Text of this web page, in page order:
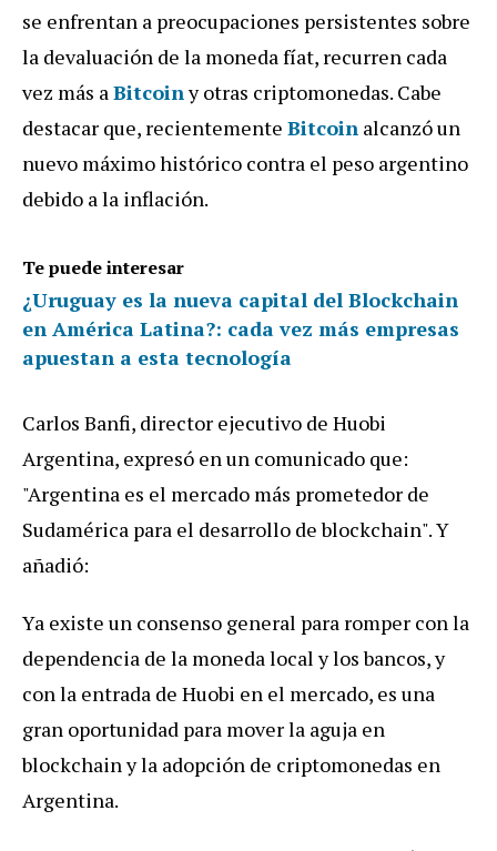
se enfrentan a preocupaciones persistentes sobre
la devaluación de la moneda fíat, recurren cada
vez más aBitcoiny otras criptomonedas. Cabe
destacar que, recientemente Bitcoin alcanzó un
nuevo máximo histórico contra el peso argentino
debido a la inflación.
Te puede interesar
¿Uruguay es la nueva capital del Blockchain
en América Latina?: cada vez más empresas
apuestan a esta tecnología
Carlos Banfi, director ejecutivo de Huobi
Argentina, expresó en un comunicado que:
"Argentina es el mercado más prometedor de
Sudamérica para el desarrollo de blockchain". Y
añadió:
Ya existe un consenso general para romper con la
dependencia de la moneda local y los bancos, y
con la entrada de Huobi en el mercado, es una
gran oportunidad para mover la aguja en
blockchain y la adopción de criptomonedas en
Argentina.